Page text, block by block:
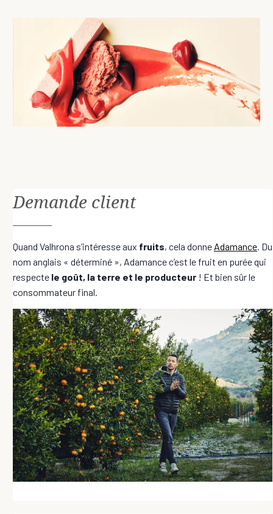
Demande client
Quand Valhrona s’intéresse aux fruits, cela donne Adamance. Du
nom anglais « déterminé », Adamance c’est le fruit en purée qui
respecte le goût, la terre et le producteur ! Et bien sûr le
consommateur final.